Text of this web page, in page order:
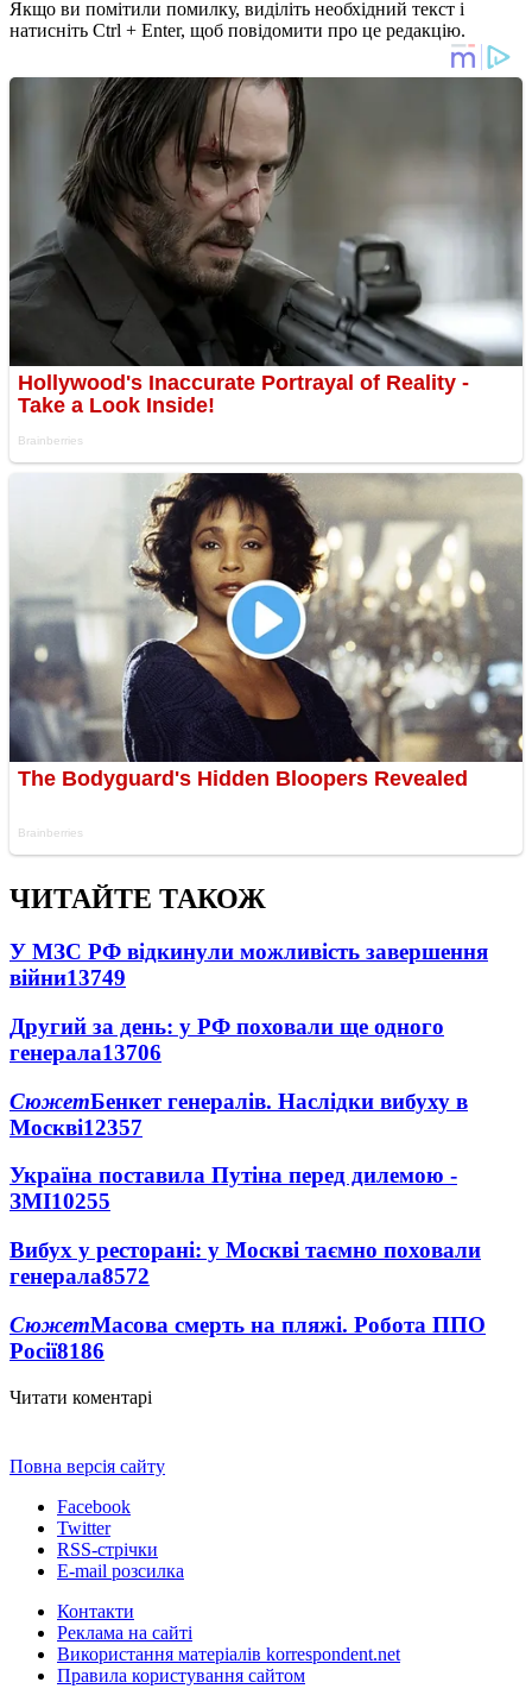
Якщо ви помітили помилку, виділіть необхідний текст і
натисніть Ctrl + Enter, щоб повідомити про це редакцію.
ЧИТАЙТЕ ТАКОЖ
У МЗС РФ відкинули можливість завершення
війни13749
Другий за день: у РФ поховали ще одного
генерала13706
СюжетБенкет генералів. Наслідки вибуху в
Москві12357
Україна поставила Путіна перед дилемою -
ЗМІ10255
Вибух у ресторані: у Москві таємно поховали
генерала8572
СюжетМасова смерть на пляжі. Робота ППО
Росії8186
Читати коментарі
Повна версія сайту
Facebook
Twitter
RSS-стрічки
E-mail розсилка
Контакти
Реклама на сайті
Використання матеріалів korrespondent.net
Правила користування сайтом